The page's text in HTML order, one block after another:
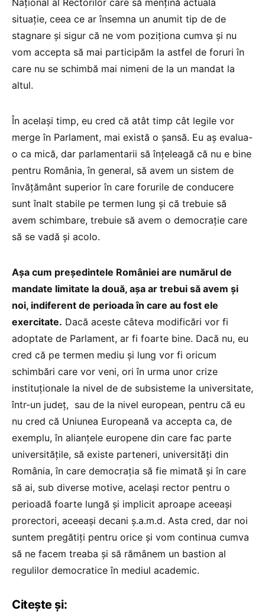
Național al Rectorilor care să mențină actuala
situație, ceea ce ar însemna un anumit tip de de
stagnare și sigur că ne vom poziționa cumva și nu
vom accepta să mai participăm la astfel de foruri în
care nu se schimbă mai nimeni de la un mandat la
altul.
În același timp, eu cred că atât timp cât legile vor
merge în Parlament, mai există o șansă. Eu aș evalua-
o ca mică, dar parlamentarii să înțeleagă că nu e bine
pentru România, în general, să avem un sistem de
învățământ superior în care forurile de conducere
sunt înalt stabile pe termen lung și că trebuie să
avem schimbare, trebuie să avem o democrație care
să se vadă și acolo.
Așa cum președintele României are numărul de
mandate limitate la două, așa ar trebui să avem și
noi, indiferent de perioada în care au fost ele
exercitate. Dacă aceste câteva modificări vor fi
adoptate de Parlament, ar fi foarte bine. Dacă nu, eu
cred că pe termen mediu și lung vor fi oricum
schimbări care vor veni, ori în urma unor crize
instituționale la nivel de de subsisteme la universitate,
într-un județ, sau de la nivel european, pentru că eu
nu cred că Uniunea Europeană va accepta ca, de
exemplu, în alianțele europene din care fac parte
universitățile, să existe parteneri, universități din
România, în care democrația să fie mimată și în care
să ai, sub diverse motive, același rector pentru o
perioadă foarte lungă și implicit aproape aceeași
prorectori, aceeași decani ș.a.m.d. Asta cred, dar noi
suntem pregătiți pentru orice și vom continua cumva
să ne facem treaba și să rămânem un bastion al
regulilor democratice în mediul academic.
Citește și: